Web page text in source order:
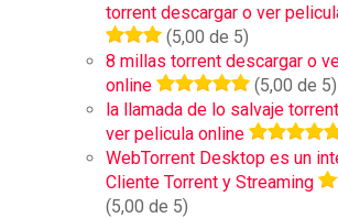
torrent descargar o ver
(5,00 de 5)
8 millas torrent descargar o
online
(5,00 de 5)
la llamada de lo salvaje
ver pelicula online
WebTorrent Desktop es un
Cliente Torrent y Streaming
(5,00 de 5)